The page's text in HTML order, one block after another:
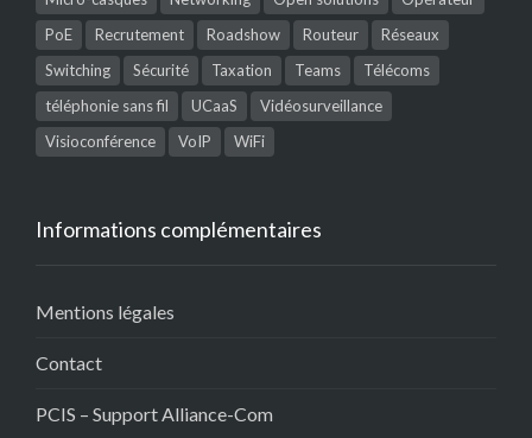
PoE
Recrutement Roadshow Routeur
Réseaux
Switching
Sécurité Taxation Teams
Télécoms
téléphonie sans fil
UCaaS
Vidéosurveillance
Visioconférence
VoIP WiFi
Informations complémentaires
Mentions légales
Contact
PCIS – Support Alliance-Com